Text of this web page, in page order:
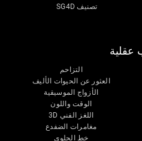
تصنيف SG4D
عقلية
التزاحم
العثور عن الحيوات الأليف
الأزواج الموسيقية
الوقت واللون
اللغز الفني 3D
مغامرات الضفدع
خط الحلوى